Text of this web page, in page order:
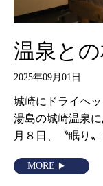
温泉と
2025年09月01日
城崎にドライヘ
湯島の城崎温泉
月８日、〝眠り
MORE